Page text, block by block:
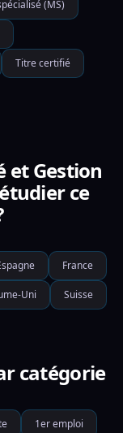
(MS)
Titre certifié
et Gestion
ce
France
Uni Suisse
catégorie
1er emploi